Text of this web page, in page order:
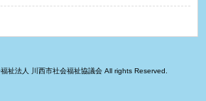
祉法人 川西市社会福祉協議会 All rights Reserved.